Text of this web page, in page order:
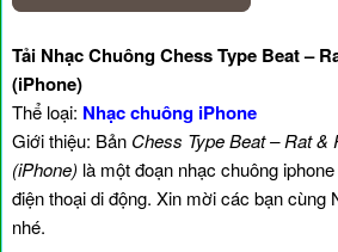
Tải Nhạc Chuông Chess Type Beat –
(iPhone)
Thể loại: Nhạc chuông iPhone
Giới thiệu: Bản Chess Type Beat – Rat &
(iPhone) là một đoạn nhạc chuông
điện thoại di động. Xin mời các bạn cùng
nhé.